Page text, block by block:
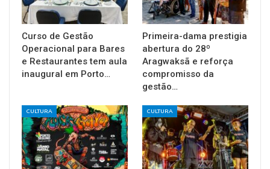
Curso de Gestão
Operacional para Bares
e Restaurantes tem aula
inaugural em Porto…
Primeira-dama prestigia
abertura do 28º
Aragwaksã e reforça
compromisso da
gestão…
CULTURA CULTURA